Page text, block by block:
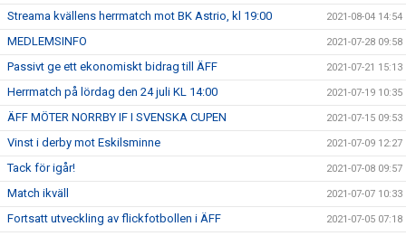
Streama kvällens herrmatch mot BK Astrio, kl 19:00 2021-08-04 14:54
MEDLEMSINFO 2021-07-28 09:58
Passivt ge ett ekonomiskt bidrag till ÄFF 2021-07-21 15:13
Herrmatch på lördag den 24 juli KL 14:00 2021-07-19 10:35
ÄFF MÖTER NORRBY IF I SVENSKA CUPEN 2021-07-15 09:53
Vinst i derby mot Eskilsminne 2021-07-09 12:27
Tack för igår! 2021-07-08 09:57
Match ikväll 2021-07-07 10:33
Fortsatt utveckling av flickfotbollen i ÄFF 2021-07-05 07:18